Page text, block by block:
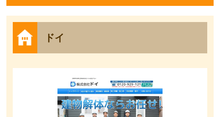
ドイ